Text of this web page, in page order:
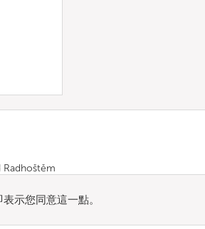
Radhoštěm
示您同意這一點。